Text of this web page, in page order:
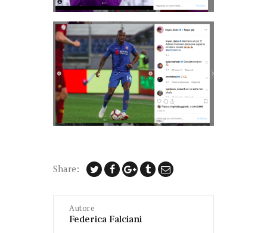
Share:
Autore
Federica Falciani